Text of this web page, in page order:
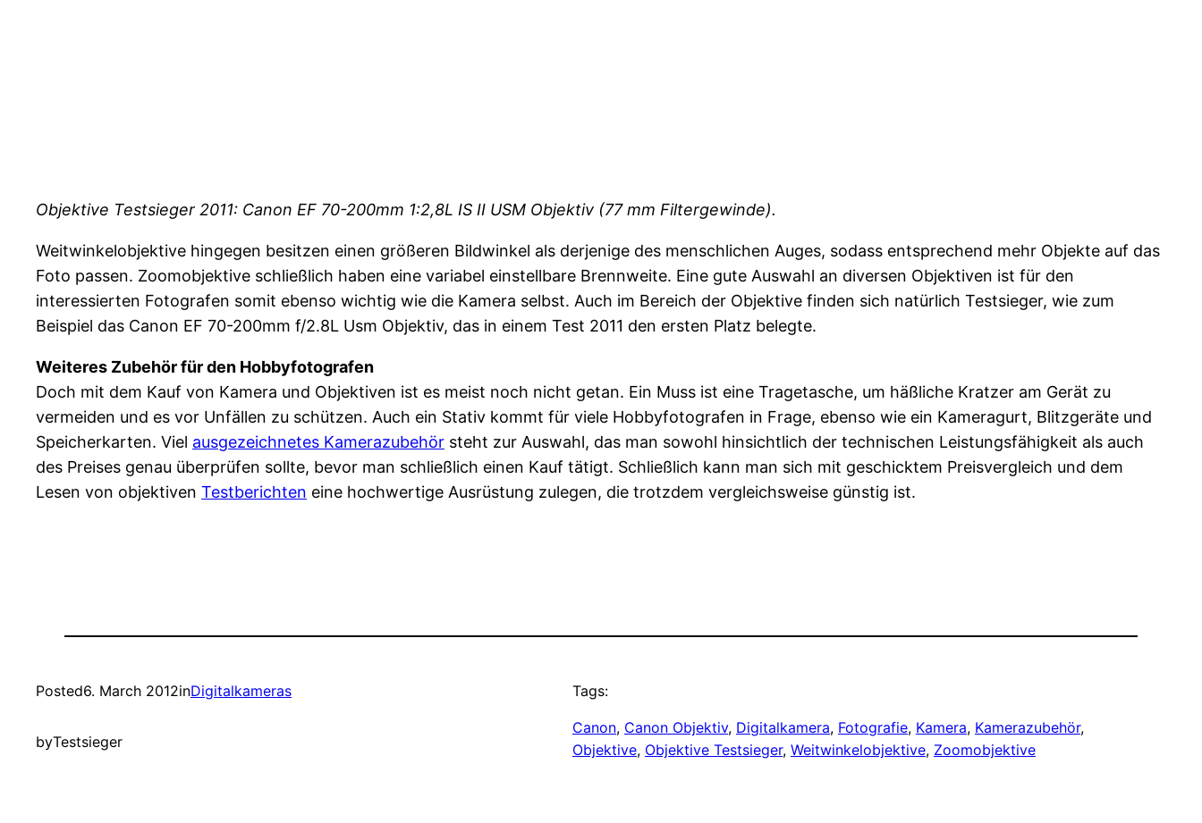
Objektive Testsieger 2011: Canon EF 70-200mm 1:2,8L IS II USM Objektiv (77 mm Filtergewinde).
Weitwinkelobjektive hingegen besitzen einen größeren Bildwinkel als derjenige des menschlichen Auges, sodass entsprechend mehr Objekte auf das
Foto passen. Zoomobjektive schließlich haben eine variabel einstellbare Brennweite. Eine gute Auswahl an diversen Objektiven ist für den
interessierten Fotografen somit ebenso wichtig wie die Kamera selbst. Auch im Bereich der Objektive finden sich natürlich Testsieger, wie zum
Beispiel das Canon EF 70-200mm f/2.8L Usm Objektiv, das in einem Test 2011 den ersten Platz belegte.
Weiteres Zubehör für den Hobbyfotografen
Doch mit dem Kauf von Kamera und Objektiven ist es meist noch nicht getan. Ein Muss ist eine Tragetasche, um häßliche Kratzer am Gerät zu
vermeiden und es vor Unfällen zu schützen. Auch ein Stativ kommt für viele Hobbyfotografen in Frage, ebenso wie ein Kameragurt, Blitzgeräte und
Speicherkarten. Viel ausgezeichnetes Kamerazubehör steht zur Auswahl, das man sowohl hinsichtlich der technischen Leistungsfähigkeit als auch
des Preises genau überprüfen sollte, bevor man schließlich einen Kauf tätigt. Schließlich kann man sich mit geschicktem Preisvergleich und dem
Lesen von objektiven Testberichten eine hochwertige Ausrüstung zulegen, die trotzdem vergleichsweise günstig ist.
Posted6. March 2012inDigitalkameras
byTestsieger
Tags:
Canon, Canon Objektiv, Digitalkamera, Fotografie, Kamera, Kamerazubehör
Objektive, Objektive Testsieger, Weitwinkelobjektive, Zoomobjektive